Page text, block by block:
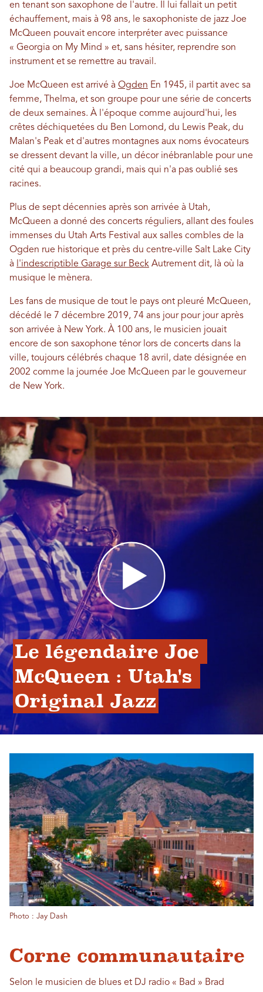
en tenant son saxophone de l'autre. Il lui fallait un petit
échauffement, mais à 98 ans, le saxophoniste de jazz Joe
McQueen pouvait encore interpréter avec puissance
« Georgia on My Mind » et, sans hésiter, reprendre son
instrument et se remettre au travail.
Joe McQueen est arrivé à Ogden En 1945, il partit avec sa
femme, Thelma, et son groupe pour une série de concerts
de deux semaines. À l'époque comme aujourd'hui, les
crêtes déchiquetées du Ben Lomond, du Lewis Peak, du
Malan's Peak et d'autres montagnes aux noms évocateurs
se dressent devant la ville, un décor inébranlable pour une
cité qui a beaucoup grandi, mais qui n'a pas oublié ses
racines.
Plus de sept décennies après son arrivée à Utah,
McQueen a donné des concerts réguliers, allant des foules
immenses du Utah Arts Festival aux salles combles de la
Ogden rue historique et près du centre-ville Salt Lake City
à
l'indescriptible Garage sur Beck Autrement dit, là où la
musique le mènera.
Les fans de musique de tout le pays ont pleuré McQueen,
décédé le 7 décembre 2019, 74 ans jour pour jour après
son arrivée à New York. À 100 ans, le musicien jouait
encore de son saxophone ténor lors de concerts dans la
ville, toujours célébrés chaque 18 avril, date désignée en
2002 comme la journée Joe McQueen par le gouverneur
de New York.
Le légendaire Joe
McQueen : Utah's
Original Jazz
Photo : Jay Dash
Corne communautaire
Selon le musicien de blues et DJ radio « Bad » Brad